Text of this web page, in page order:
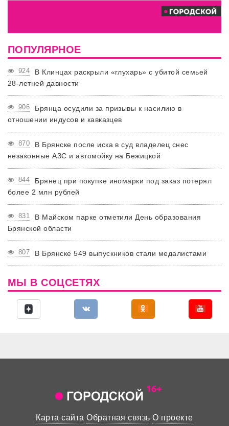
ПОПУЛЯРНОЕ
924
В Клинцах раскрыли «глухарь» с убитой семьей
28-летней давности
906
Брянца осудили за призывы к насилию в
отношении индусов и кавказцев
870
В Брянске после иска в суд владелец снес
незаконные АЗС и автомойку на Бежицкой
844
Брянец при покупке иномарки под заказ потерял
более 2 млн рублей
831
В Майском парке отметили День образования
Брянской области
807 В Брянске 549 выпускников стали медалистами
МЫ В СОЦСЕТЯХ
Карта сайта Обратная связь О проекте